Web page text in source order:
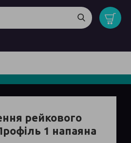
рейкового
1 напаяна